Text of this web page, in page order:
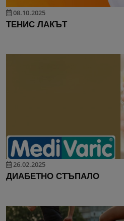
ТЕНИС ЛАКЪТ
08.10.2025
ДИАБЕТНО СТЪПАЛО
26.02.2025